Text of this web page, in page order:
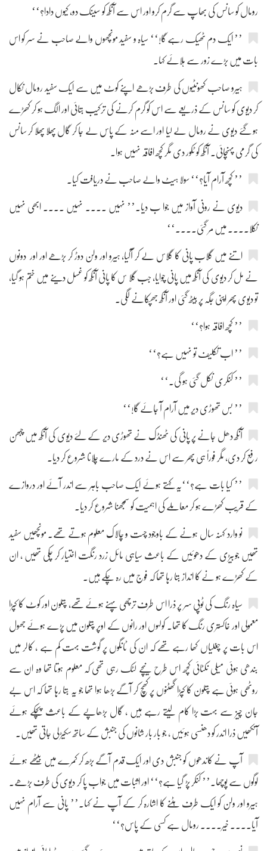
رومال کو سانس کی بھاپ سے گرم کرو اور اس سے آنکھ کو سینک دو، کیوں دادا؟‘‘
’’ ایک دم ٹھیک رہے گا!‘‘ سیاہ و سفید مونچھوں والے صاحب نے سر کو اس
بات میں بڑے زور سے ہلائے کہا۔
ہیرو صاحب کھونٹیوں کی طرف بڑھے اپنے کوٹ میں سے ایک سفید رومال نکال
کر دیوی کو سانس کے ذریعے سے اس کو گرم کرنے کی ترکیب بتائی اور الگ ہو کر کھڑے
ہو گئے دیوی نے رومال لے لیا اور اسے منہ کے پاس لے جا کر گال پھلا پھلا کر سانس
کی گرمی پہنچائی۔ آنکھ کو ٹکور دی مگر کچھ افاقہ نہیں ہوا۔
’’ کچھ آرام آیا؟‘‘ سولا ہیٹ والے صاحب نے دریافت کیا۔
دیوی نے رونی آواز میں جوا ب دیا۔’’ نہیں .... نہیں .... ابھی نہیں
نکلا.... میں مر گئی....‘‘
اتنے میں گلاب پانی کا گلاس لے کر آگیا، ہیرو اور ولن دوڑ کر بڑھے اور اور دونوں
نے مل کر دیوی کی آنکھ میں پانی چوایا، جب گلا س کا پانی آنکھ کو غسل دینے میں ختم ہو گیا،
تو دیوی پھر اپنی جگہ پر بیٹھ گئی اور آنکھ جھپکانے لگی۔
’’ کچھ افاقہ ہوا؟‘‘
’’ اب تکلیف تو نہیں ہے؟‘‘
’’ کنکری نکل گئی ہو گی۔‘‘
’’ بس تھوڑی دیر میں آرام آ جائے گا!‘‘
آنکھ دھل جانے پر پانی کی ٹھنڈک نے تھوڑی دیر کے لئے دیوی کی آنکھ میں چبھن
رفع کر دی، مگر فوراً ہی پھر سے اس نے درد کے مارے چلانا شروع کر دیا۔
’’ کیا بات ہے؟‘‘یہ کہتے ہوئے ایک صاحب باہر سے اندر آئے اور دروازے
کے قریب کھڑے ہو کر معاملے کی اہمیت کو سمجھنا شروع کر دیا۔
نو وارد کہنہ سال ہونے کے باوجود چست و چالاک معلوم ہوتے تھے۔ مونچھیں سفید
تھیں جوبیڑی کے دھوئیں کے باعث سیاہی مائل زرد رنگت اختیار کر چکی تھیں ، ان
کے کھڑے ہو نے کا انداز بتا رہا تھا کہ فوج میں رہ چکے ہیں۔
سیاہ رنگ کی ٹوپی سر پر ذرا اس طرف ترچھی پہنے ہوئے تھے، پتلون اور کوٹ کا کپڑا
معمولی اور خاکستری رنگ کا تھا۔ کولہوں اور رانوں کے اوپر پتلون میں پڑے ہوئے جھول
اس بات پر چغلیاں کھا رہے تھے کہ ان کی ٹانگوں پر گوشت بہت کم ہے ، کالر میں
بندھی ہوئی میلی نکٹائی کچھ اس طرح نیچے لٹک رہی تھی کہ معلوم ہوتا تھا وہ ان سے
روٹھی ہوئی ہے پتلون کا کپڑا گھٹنوں پر کھچ کر آگے بڑھا ہوا تھا جو یہ بتا رہا تھا کہ اس بے
جان چیز سے بہت بڑا کام لیتے رہے ہیں ، گال بڑھاپے کے باعث پچکے ہوئے
آنکھیں ذرا اندر کو دھنسی ہوئیں ، جو بار بار شانوں کی جنبش کے ساتھ سکیڑ لی جاتی تھیں۔
آپ نے کاندھوں کو جنبش دی اور ایک قدم آگے بڑھ کر کمرے میں بیٹھے ہوئے
لوگوں سے پوچھا۔’’ کنکر پڑ گیا ہے؟‘‘ اور اثبات میں جواب پا کر دیوی کی طرف بڑھے۔
ہیرو اور ولن کو ایک طرف ہٹنے کا اشارہ کر کے آپ نے کہا۔’’ پانی سے آرام نہیں
آیا.... خیر.... رومال ہے کسی کے پاس؟‘‘